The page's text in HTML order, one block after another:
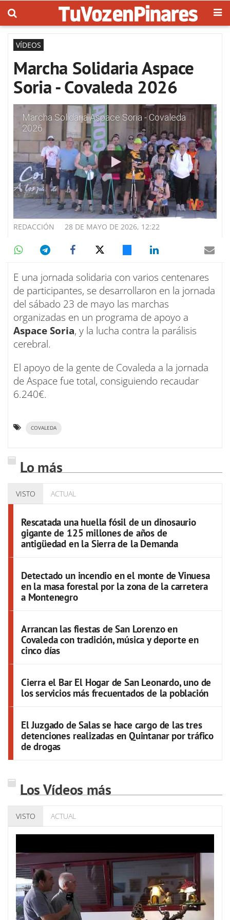
VÍDEOS
Marcha Solidaria Aspace
Soria - Covaleda 2026
Marcha Solidaria Aspace Soria - Covaleda
2026
28 DE MAYO DE 2026, 12:22
REDACCIÓN
E una jornada solidaria con varios centenares
de participantes, se desarrollaron en la jornada
del sábado 23 de mayo las marchas
organizadas en un programa de apoyo a
Aspace Soria, y la lucha contra la parálisis
cerebral.
El apoyo de la gente de Covaleda a la jornada
de Aspace fue total, consiguiendo recaudar
6.240€.
COVALEDA
Lo más
VISTO ACTUAL
Rescatada una huella fósil de un dinosaurio
gigante de 125 millones de años de
antigüedad en la Sierra de la Demanda
Detectado un incendio en el monte de Vinuesa
en la masa forestal por la zona de la carretera
a Montenegro
Arrancan las fiestas de San Lorenzo en
Covaleda con tradición, música y deporte en
cinco días
Cierra el Bar El Hogar de San Leonardo, uno de
los servicios más frecuentados de la población
El Juzgado de Salas se hace cargo de las tres
detenciones realizadas en Quintanar por tráfico
de drogas
Los Vídeos más
VISTO ACTUAL